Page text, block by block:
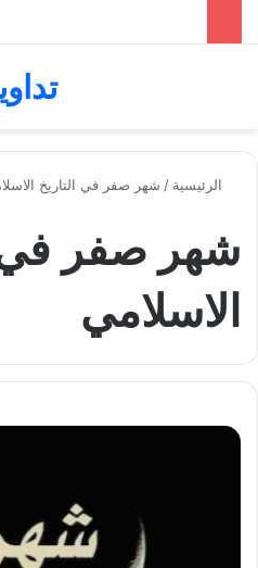
الرئيسية / شهر صفر في التاريخ
شهر صفر في
الاسلامي